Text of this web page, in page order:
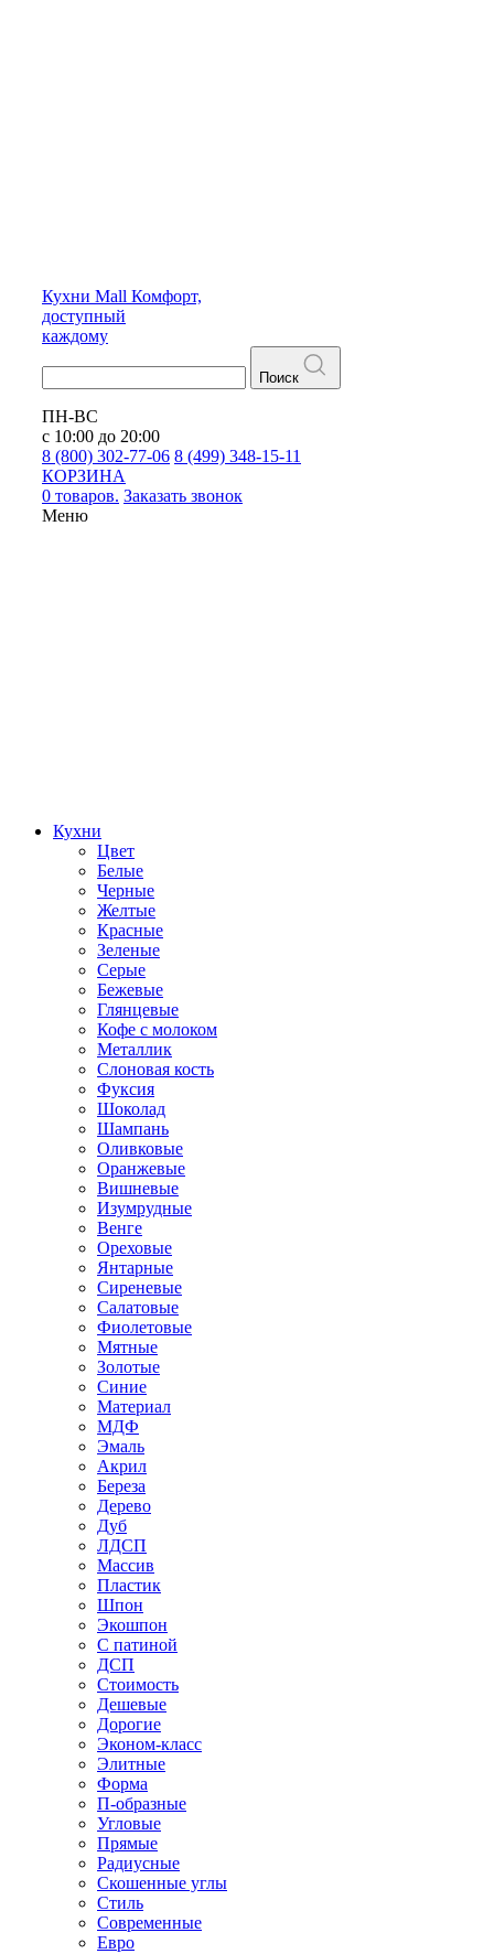
Кухни Mall Комфорт,
доступный
каждому
Поиск
ПН-ВС
с 10:00 до 20:00
8 (800) 302-77-06 8 (499) 348-15-11
КОРЗИНА
0 товаров. Заказать звонок
Меню
Кухни
Цвет
Белые
Черные
Желтые
Красные
Зеленые
Серые
Бежевые
Глянцевые
Кофе с молоком
Металлик
Слоновая кость
Фуксия
Шоколад
Шампань
Оливковые
Оранжевые
Вишневые
Изумрудные
Венге
Ореховые
Янтарные
Сиреневые
Салатовые
Фиолетовые
Мятные
Золотые
Синие
Материал
МДФ
Эмаль
Акрил
Береза
Дерево
Дуб
ЛДСП
Массив
Пластик
Шпон
Экошпон
С патиной
ДСП
Стоимость
Дешевые
Дорогие
Эконом-класс
Элитные
Форма
П-образные
Угловые
Прямые
Радиусные
Скошенные углы
Стиль
Современные
Евро